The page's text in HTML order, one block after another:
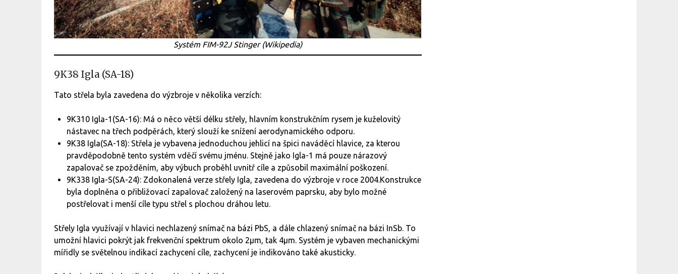
Systém FIM-92J Stinger (Wikipedia)
9K38 Igla (SA-18)
Tato střela byla zavedena do výzbroje v několika verzích:
9K310 Igla-1(SA-16): Má o něco větší délku střely, hlavním konstrukčním rysem je kuželovitý
nástavec na třech podpěrách, který slouží ke snížení aerodynamického odporu.
9K38 Igla(SA-18): Střela je vybavena jednoduchou jehlicí na špici naváděcí hlavice, za kterou
pravděpodobně tento systém vděčí svému jménu. Stejně jako Igla-1 má pouze nárazový
zapalovač se zpožděním, aby výbuch proběhl uvnitř cíle a způsobil maximální poškození.
9K338 Igla-S(SA-24): Zdokonalená verze střely Igla, zavedena do výzbroje v roce 2004.Konstrukce
byla doplněna o přibližovací zapalovač založený na laserovém paprsku, aby bylo možné
postřelovat i menší cíle typu střel s plochou dráhou letu.
Střely Igla využívají v hlavici nechlazený snímač na bázi PbS, a dále chlazený snímač na bázi InSb. To
umožní hlavici pokrýt jak frekvenční spektrum okolo 2μm, tak 4μm. Systém je vybaven mechanickými
mířidly se světelnou indikací zachycení cíle, zachycení je indikováno také akusticky.